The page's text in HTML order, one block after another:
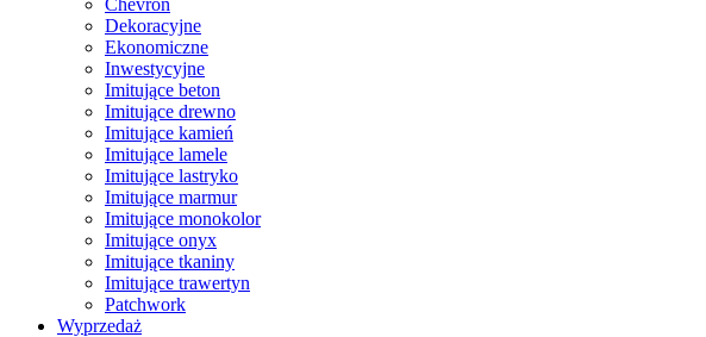
Chevron
Dekoracyjne
Ekonomiczne
Inwestycyjne
Imitujące beton
Imitujące drewno
Imitujące kamień
Imitujące lamele
Imitujące lastryko
Imitujące marmur
Imitujące monokolor
Imitujące onyx
Imitujące tkaniny
Imitujące trawertyn
Patchwork
Wyprzedaż